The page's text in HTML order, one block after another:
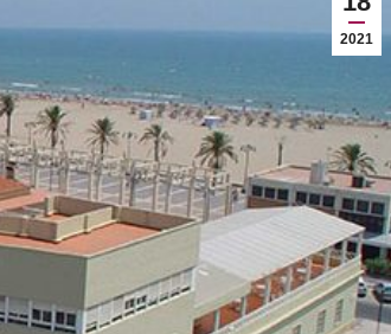
2021